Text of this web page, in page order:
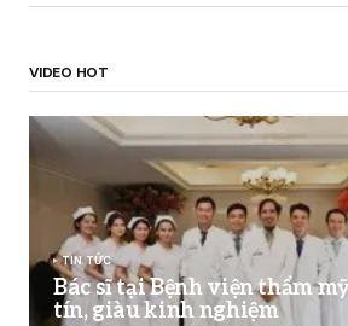
VIDEO HOT
TIN TỨC
Bác sĩ tại Bệnh viện thẩm
tín, giàu kinh nghiệm